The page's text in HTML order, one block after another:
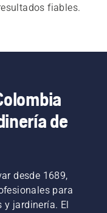
fiables.
de
desde 1689,
para
jardinería. El